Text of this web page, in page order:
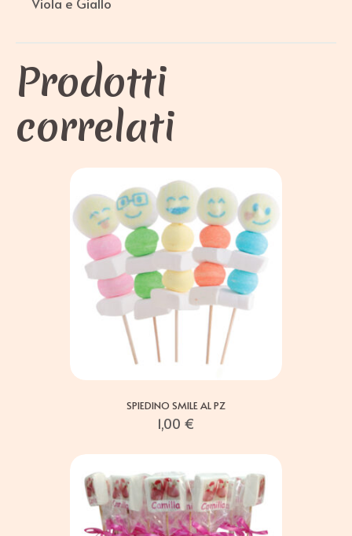
Prodotti
correlati
SPIEDINO SMILE AL PZ
1,00 €